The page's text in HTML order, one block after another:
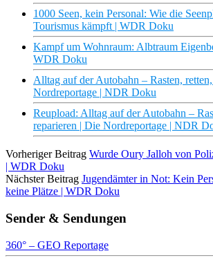
1000 Seen, kein Personal: Wie die
Tourismus kämpft | WDR Doku
Kampf um Wohnraum: Albtraum
WDR Doku
Alltag auf der Autobahn – Rasten,
Nordreportage | NDR Doku
Reupload: Alltag auf der Autobahn –
reparieren | Die Nordreportage | NDR
Vorheriger Beitrag Wurde Oury Jalloh von
| WDR Doku
Nächster Beitrag Jugendämter in Not: Kein
keine Plätze | WDR Doku
Sender & Sendungen
360° – GEO Reportage